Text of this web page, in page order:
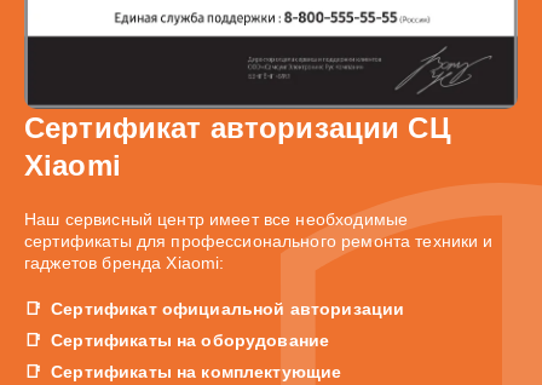
Сертификат авторизации СЦ
Xiaomi
Наш сервисный центр имеет все необходимые
сертификаты для профессионального ремонта техники и
гаджетов бренда Xiaomi:
Сертификат официальной авторизации
Сертификаты на оборудование
Сертификаты на комплектующие